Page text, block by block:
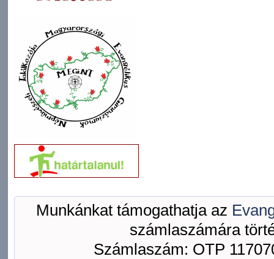
Munkánkat támogathatja az
számlaszámára
Számlaszám: OTP